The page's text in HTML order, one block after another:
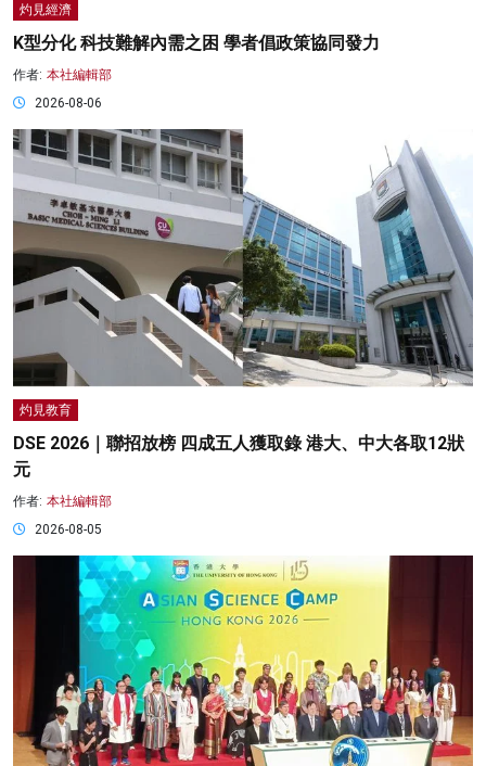
灼見經濟
K型分化 科技難解內需之困 學者倡政策協同發力
作者: 本社編輯部
2026-08-06
灼見教育
DSE 2026｜聯招放榜 四成五人獲取錄 港大、中大各取12狀
元
作者: 本社編輯部
2026-08-05